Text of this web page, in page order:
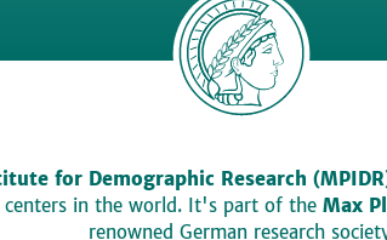
for Demographic Research
centers in the world. It's part of the Max
renowned German research